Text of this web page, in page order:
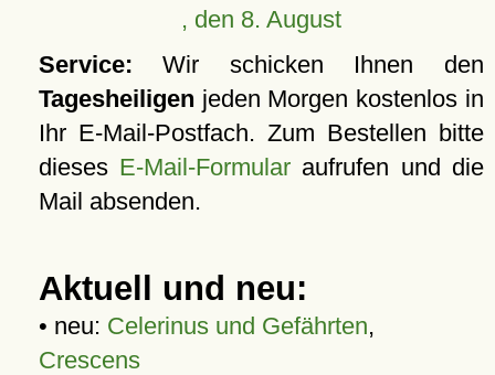
, den 8. August
Service: Wir schicken Ihnen den
Tagesheiligen jeden Morgen kostenlos in
Ihr E-Mail-Postfach. Zum Bestellen bitte
dieses E-Mail-Formular aufrufen und die
Mail absenden.
Aktuell und neu:
• neu: Celerinus und Gefährten,
Crescens